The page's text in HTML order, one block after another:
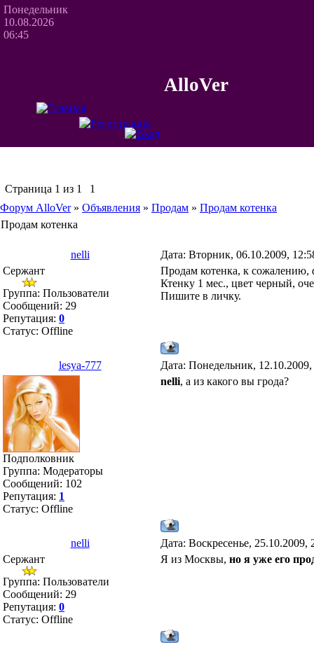
Понедельник
10.08.2026
06:45
AlloVer
Страница 1 из 1
1
Форум AlloVer » Объявления » Продам » Продам котенка
Продам котенка
nelli
Дата: Вторник, 06.10.2009,
Сержант
Группа: Пользователи
Сообщений: 29
Репутация: 0
Статус: Offline
Продам котенка, к сожалению,
Ктенку 1 мес., цвет черный,
Пишите в личку.
lesya-777 Дата: Понедельник,
Подполковник
Группа: Модераторы
Сообщений: 102
Репутация: 1
Статус: Offline
nelli, а из какого вы грода?
nelli
Дата: Воскресенье,
Сержант
Группа: Пользователи
Сообщений: 29
Репутация: 0
Статус: Offline
Я из Москвы, но я уже его